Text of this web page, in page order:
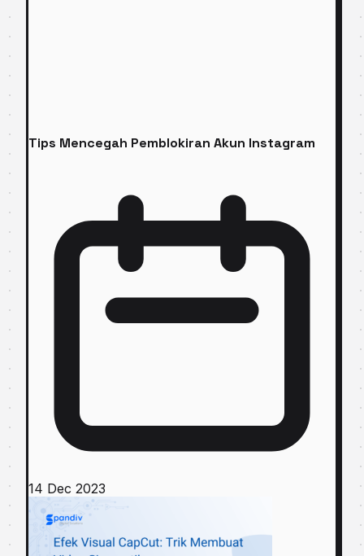
Tips Mencegah Pemblokiran Akun Instagram
14 Dec 2023